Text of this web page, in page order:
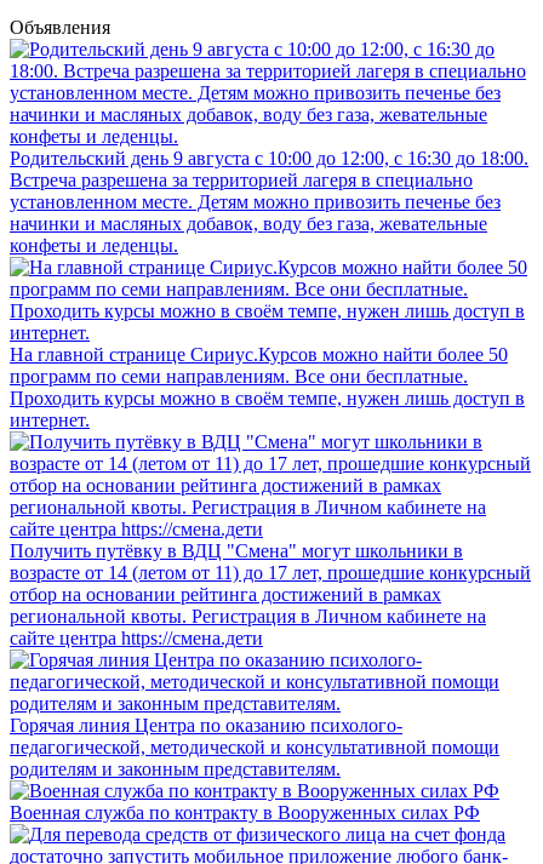
Объявления
Родительский день 9 августа с 10:00 до 12:00, с 16:30 до 18:00.
Встреча разрешена за территорией лагеря в специально
установленном месте. Детям можно привозить печенье без
начинки и масляных добавок, воду без газа, жевательные
конфеты и леденцы.
На главной странице Сириус.Курсов можно найти более 50
программ по семи направлениям. Все они бесплатные.
Проходить курсы можно в своём темпе, нужен лишь доступ в
интернет.
Получить путёвку в ВДЦ "Смена" могут школьники в
возрасте от 14 (летом от 11) до 17 лет, прошедшие конкурсный
отбор на основании рейтинга достижений в рамках
региональной квоты. Регистрация в Личном кабинете на
сайте центра https://смена.дети
Горячая линия Центра по оказанию психолого-
педагогической, методической и консультативной помощи
родителям и законным представителям.
Военная служба по контракту в Вооруженных силах РФ